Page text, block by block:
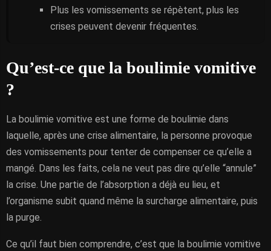
Plus les vomissements se répètent, plus les
crises peuvent devenir fréquentes.
Qu’est-ce que la boulimie vomitive
?
La boulimie vomitive est une forme de boulimie dans
laquelle, après une crise alimentaire, la personne provoque
des vomissements pour tenter de compenser ce qu’elle a
mangé. Dans les faits, cela ne veut pas dire qu’elle “annule”
la crise. Une partie de l’absorption a déjà eu lieu, et
l’organisme subit quand même la surcharge alimentaire, puis
la purge.
Ce qu’il faut bien comprendre, c’est que la boulimie vomitive